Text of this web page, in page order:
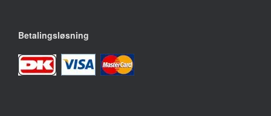
Betalingsløsning